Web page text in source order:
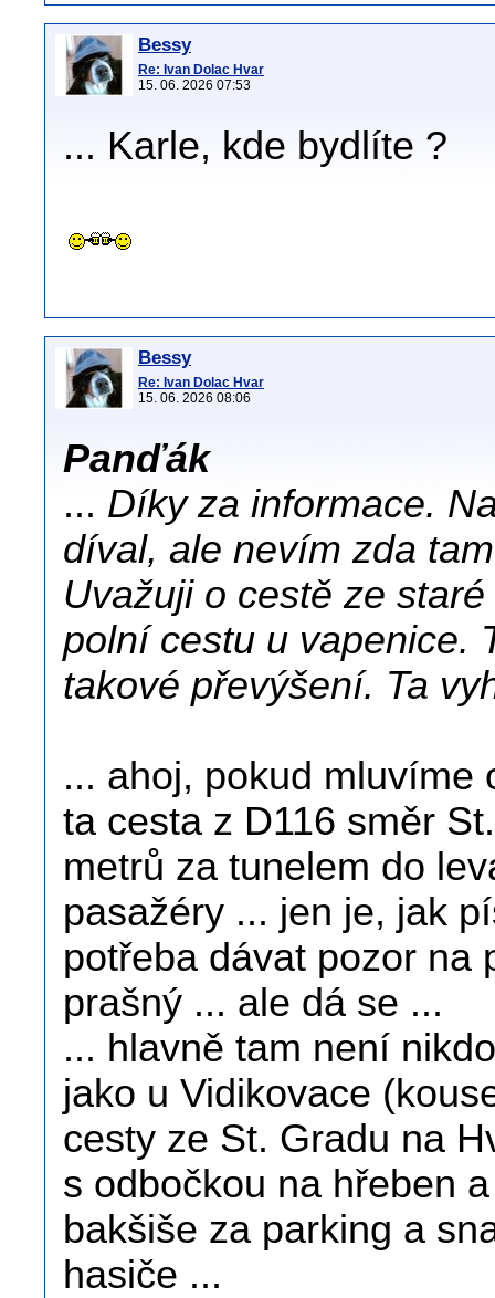
Bessy
Re: Ivan Dolac Hvar
15. 06. 2026 07:53
... Karle, kde bydlíte ?
Bessy
Re: Ivan Dolac Hvar
15. 06. 2026 08:06
Panďák
... Díky za informace.
díval, ale nevím zda
Uvažuji o cestě ze
polní cestu u vapenice.
takové převýšení. Ta
... ahoj, pokud mluvíme
ta cesta z D116 směr
metrů za tunelem do
pasažéry ... jen je, jak
potřeba dávat pozor na
prašný ... ale dá se ...
... hlavně tam není
jako u Vidikovace
cesty ze St. Gradu na
s odbočkou na hřeben
bakšiše za parking a
hasiče ...